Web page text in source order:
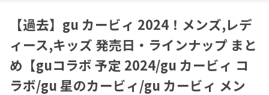
【過去】gu カービィ 2024！メンズ,レデ
ィース,キッズ 発売日・ラインナップ まと
め【guコラボ 予定 2024/gu カービィ コ
ラボ/gu 星のカービィ/gu カービィ メン